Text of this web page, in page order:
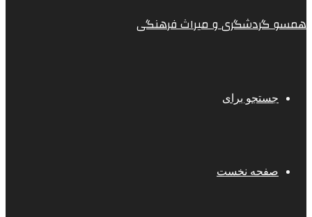
همسو گردشگری و میراث فرهنگی
جستجو برای
صفحه نخست